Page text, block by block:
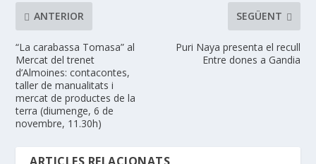
ANTERIOR
“La carabassa Tomasa” al
Mercat del trenet
d’Almoines: contacontes,
taller de manualitats i
mercat de productes de la
terra (diumenge, 6 de
novembre, 11.30h)
SEGÜENT
Puri Naya presenta el recull
Entre dones a Gandia